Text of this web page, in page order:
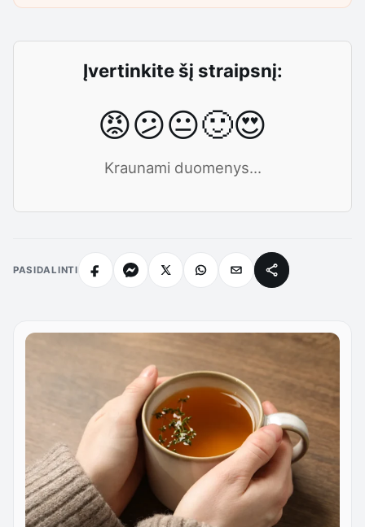
Įvertinkite šį straipsnį:
😡😕😐🙂😍
Kraunami duomenys...
PASIDALINTI